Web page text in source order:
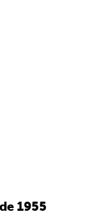
1955